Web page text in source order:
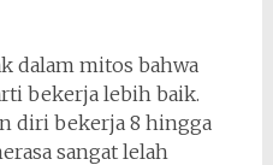
dalam mitos bahwa
bekerja lebih baik.
diri bekerja 8 hingga
sangat lelah